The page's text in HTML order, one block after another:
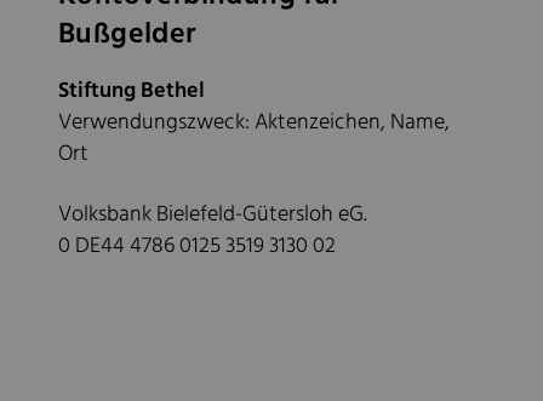
Bußgelder
Stiftung Bethel
Verwendungszweck: Aktenzeichen, Name,
Ort
Volksbank Bielefeld-Gütersloh eG.
0 DE44 4786 0125 3519 3130 02